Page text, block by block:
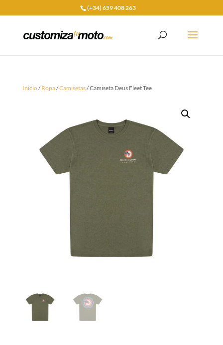
(+34) 659 408 263
Inicio/Ropa/Camisetas/ Camiseta Deus Fleet Tee